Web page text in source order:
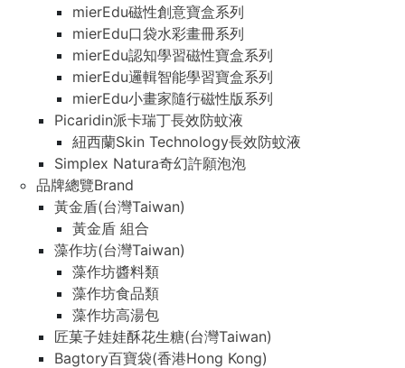
mierEdu磁性創意寶盒系列
mierEdu口袋水彩畫冊系列
mierEdu認知學習磁性寶盒系列
mierEdu邏輯智能學習寶盒系列
mierEdu小畫家隨行磁性版系列
Picaridin派卡瑞丁長效防蚊液
紐西蘭Skin Technology長效防蚊液
Simplex Natura奇幻許願泡泡
品牌總覽Brand
黃金盾(台灣Taiwan)
黃金盾 組合
藻作坊(台灣Taiwan)
藻作坊醬料類
藻作坊食品類
藻作坊高湯包
匠菓子娃娃酥花生糖(台灣Taiwan)
Bagtory百寶袋(香港Hong Kong)